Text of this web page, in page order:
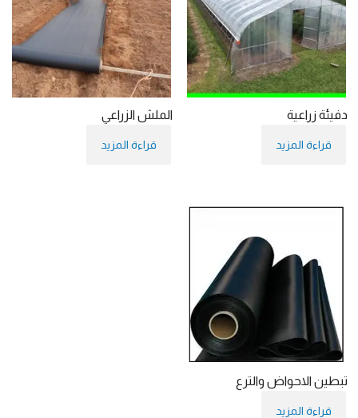
دفيئة زراعية
قراءة المزيد
الملش الزراعي
قراءة المزيد
تبطين الاحواض والترع
قراءة المزيد